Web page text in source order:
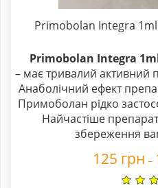
Primobolan Integra
Primobolan Integra
– має тривалий активний
Анаболічний ефект
Примоболан рідко
Найчастіше
збереження
125 грн –